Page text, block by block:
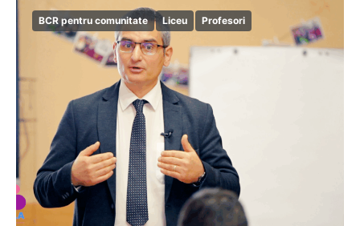
BCR pentru comunitate Liceu Profesori